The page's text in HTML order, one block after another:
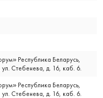
Республика Беларусь,
Стебенева, д. 16, каб. 6.
Республика Беларусь,
Стебенева, д. 16, каб. 6.